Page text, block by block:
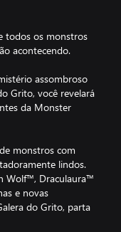
todos os monstros
acontecendo.
assombroso
Grito, você revelará
da Monster
monstros com
lindos.
Wolf™, Draculaura™
e novas
do Grito, parta